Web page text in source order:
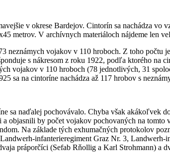
v okrese Bardejov. Cintorín sa nachádza vo
metrov. V archívnych materiáloch nájdeme len
vojakov v 110 hroboch. Z toho počtu
s nákresom z roku 1922, podľa ktorého na
vojakov v 110 hroboch (78 jednotlivých, 31
sa na cintoríne nachádza až 117 hrobov s
sa naďalej pochovávalo. Chyba však akákoľvek
objasnili by počet vojakov pochovaných na
Na základe tých exhumačných protokolov
infanterieregiment Graz Nr. 3,
práporčíci (Sefab Rňollig a Karl Strohmann) a